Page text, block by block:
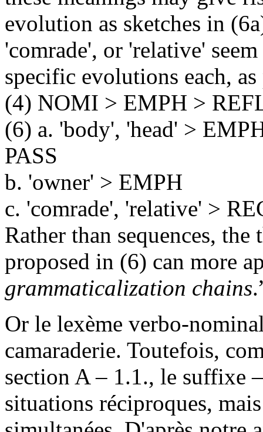
evolution as sketches in
'comrade', or 'relative'
specific evolutions each,
(4) NOMI > EMPH >
(6) a. 'body', 'head' >
PASS
b. 'owner' > EMPH
c. 'comrade', 'relative' >
Rather than sequences,
proposed in (6) can more
grammaticalization chains
Or le lexème verbo-
camaraderie. Toutefois,
section A – 1.1., le suffixe
situations réciproques,